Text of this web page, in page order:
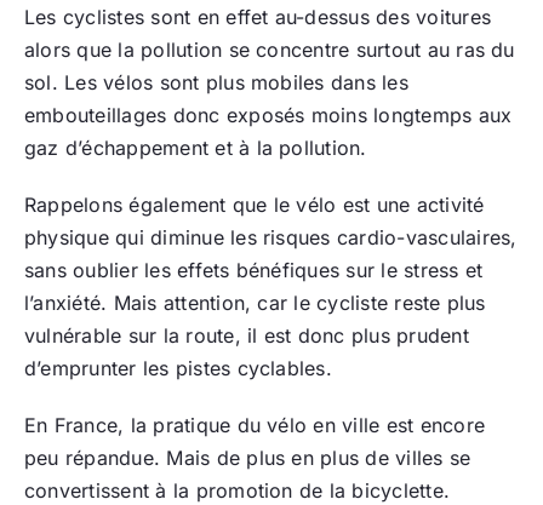
Les cyclistes sont en effet au-dessus des voitures
alors que la pollution se concentre surtout au ras du
sol. Les vélos sont plus mobiles dans les
embouteillages donc exposés moins longtemps aux
gaz d’échappement et à la pollution.
Rappelons également que le vélo est une activité
physique qui diminue les risques cardio-vasculaires,
sans oublier les effets bénéfiques sur le stress et
l’anxiété. Mais attention, car le cycliste reste plus
vulnérable sur la route, il est donc plus prudent
d’emprunter les pistes cyclables.
En France, la pratique du vélo en ville est encore
peu répandue. Mais de plus en plus de villes se
convertissent à la promotion de la bicyclette.